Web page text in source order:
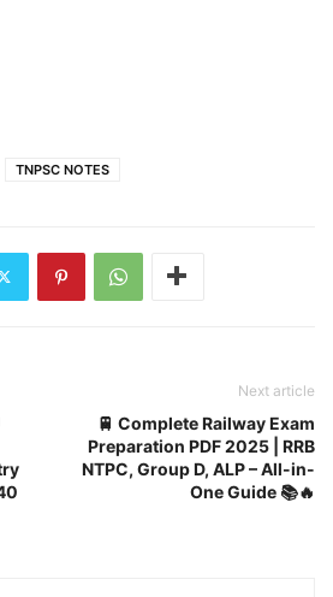
TNPSC NOTES
Next article
🚆 Complete Railway Exam
Preparation PDF 2025 | RRB
NTPC, Group D, ALP – All-in-
One Guide 📚🔥